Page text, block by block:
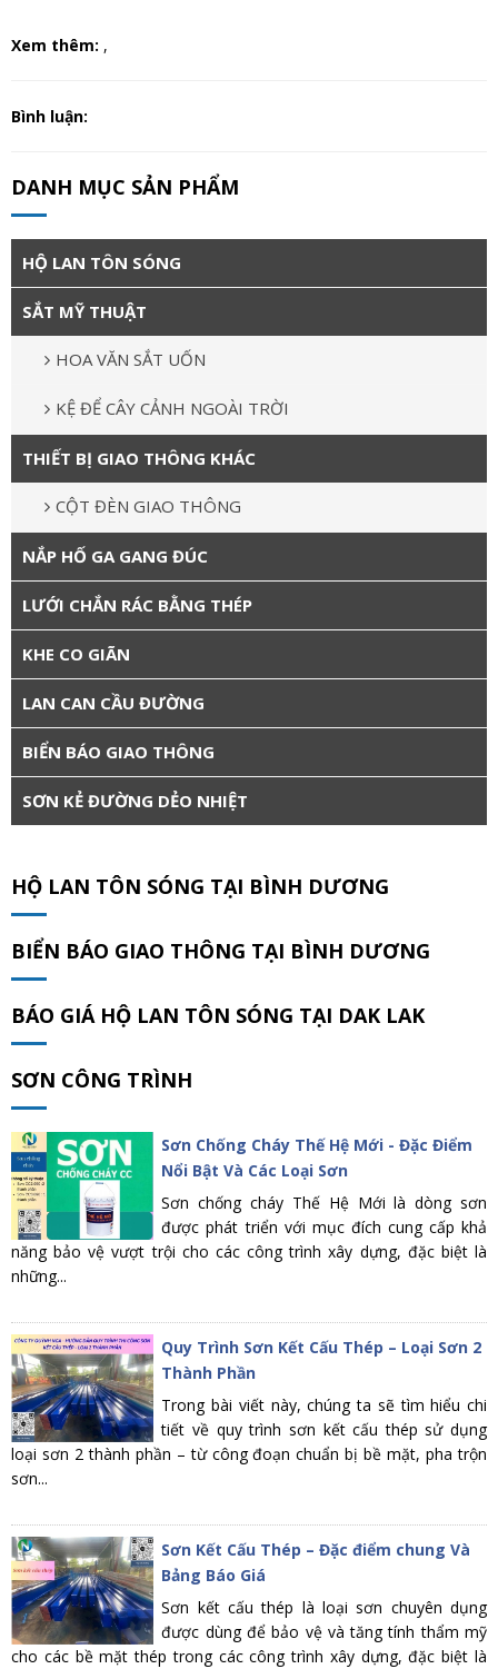
Xem thêm: ,
Bình luận:
DANH MỤC SẢN PHẨM
HỘ LAN TÔN SÓNG
SẮT MỸ THUẬT
HOA VĂN SẮT UỐN
KỆ ĐỂ CÂY CẢNH NGOÀI TRỜI
THIẾT BỊ GIAO THÔNG KHÁC
CỘT ĐÈN GIAO THÔNG
NẮP HỐ GA GANG ĐÚC
LƯỚI CHẮN RÁC BẰNG THÉP
KHE CO GIÃN
LAN CAN CẦU ĐƯỜNG
BIỂN BÁO GIAO THÔNG
SƠN KẺ ĐƯỜNG DẺO NHIỆT
HỘ LAN TÔN SÓNG TẠI BÌNH DƯƠNG
BIỂN BÁO GIAO THÔNG TẠI BÌNH DƯƠNG
BÁO GIÁ HỘ LAN TÔN SÓNG TẠI DAK LAK
SƠN CÔNG TRÌNH
Sơn Chống Cháy Thế Hệ Mới - Đặc Điểm
Nổi Bật Và Các Loại Sơn
Sơn chống cháy Thế Hệ Mới là dòng sơn
được phát triển với mục đích cung cấp khả
năng bảo vệ vượt trội cho các công trình xây dựng, đặc biệt là
những...
Quy Trình Sơn Kết Cấu Thép – Loại Sơn 2
Thành Phần
Trong bài viết này, chúng ta sẽ tìm hiểu chi
tiết về quy trình sơn kết cấu thép sử dụng
loại sơn 2 thành phần – từ công đoạn chuẩn bị bề mặt, pha trộn
sơn...
Sơn Kết Cấu Thép – Đặc điểm chung Và
Bảng Báo Giá
Sơn kết cấu thép là loại sơn chuyên dụng
được dùng để bảo vệ và tăng tính thẩm mỹ
cho các bề mặt thép trong các công trình xây dựng, đặc biệt là